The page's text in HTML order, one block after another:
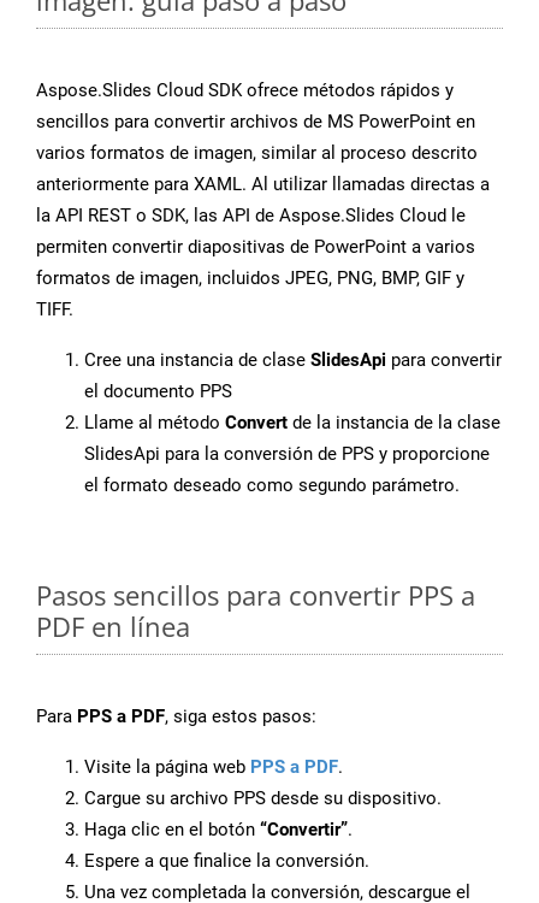
Aspose.Slides Cloud SDK ofrece métodos rápidos y
sencillos para convertir archivos de MS PowerPoint en
varios formatos de imagen, similar al proceso descrito
anteriormente para XAML. Al utilizar llamadas directas a
la API REST o SDK, las API de Aspose.Slides Cloud le
permiten convertir diapositivas de PowerPoint a varios
formatos de imagen, incluidos JPEG, PNG, BMP, GIF y
TIFF.
Cree una instancia de clase SlidesApi para convertir
el documento PPS
Llame al método Convert de la instancia de la clase
SlidesApi para la conversión de PPS y proporcione
el formato deseado como segundo parámetro.
Pasos sencillos para convertir PPS a
PDF en línea
Para PPS a PDF, siga estos pasos:
Visite la página web PPS a PDF.
Cargue su archivo PPS desde su dispositivo.
Haga clic en el botón “Convertir”.
Espere a que finalice la conversión.
Una vez completada la conversión, descargue el